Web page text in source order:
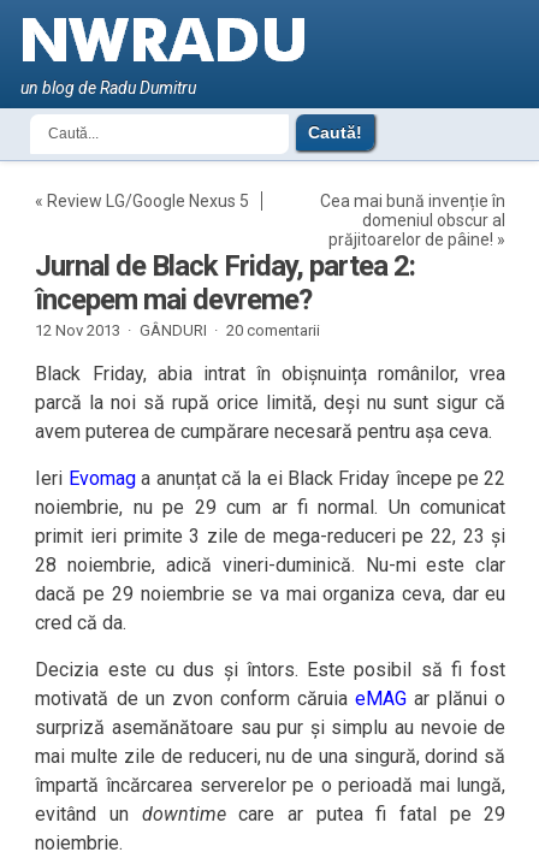
un blog de Radu Dumitru
« Review LG/Google Nexus 5
Cea mai bună invenție în
domeniul obscur al
prăjitoarelor de pâine! »
Jurnal de Black Friday, partea 2:
începem mai devreme?
12 Nov 2013 · GÂNDURI · 20 comentarii
Black Friday, abia intrat în obișnuința românilor, vrea
parcă la noi să rupă orice limită, deși nu sunt sigur că
avem puterea de cumpărare necesară pentru așa ceva.
Ieri Evomaga anunțat că la ei Black Friday începe pe 22
noiembrie, nu pe 29 cum ar fi normal. Un comunicat
primit ieri primite 3 zile de mega-reduceri pe 22, 23 și
28 noiembrie, adică vineri-duminică. Nu-mi este clar
dacă pe 29 noiembrie se va mai organiza ceva, dar eu
cred că da.
Decizia este cu dus și întors. Este posibil să fi fost
motivată de un zvon conform căruia eMAGar plănui o
surpriză asemănătoare sau pur și simplu au nevoie de
mai multe zile de reduceri, nu de una singură, dorind să
împartă încărcarea serverelor pe o perioadă mai lungă,
evitând un downtimecare ar putea fi fatal pe 29
noiembrie.